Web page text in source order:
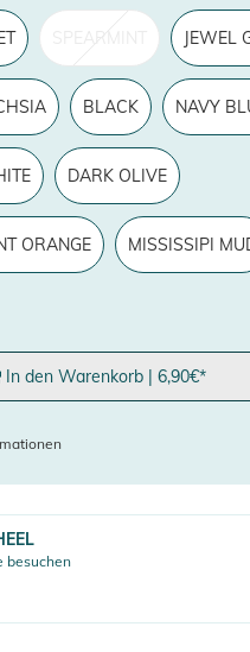
JEWEL
BLACK NAVY
DARK OLIVE
ORANGE MISSISSIPI
In den Warenkorb | 6,90€*
besuchen